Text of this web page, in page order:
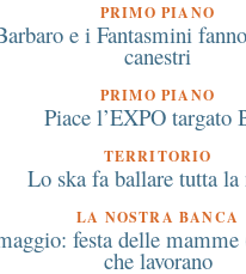
PRIMO PIANO
e i Fantasmini
canestri
PRIMO PIANO
Piace l’EXPO targato
TERRITORIO
Lo ska fa ballare tutta la
LA NOSTRA BANCA
festa delle mamme
che lavorano